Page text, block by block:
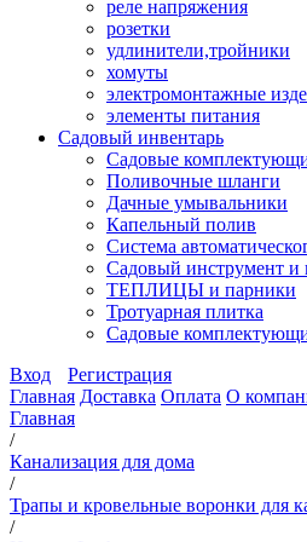
реле напряжения
розетки
удлинители,тройники
хомуты
электромонтажные
элементы питания
Садовый инвентарь
Садовые
Поливочные шланги
Дачные умывальники
Капельный полив
Система
Садовый инструмент и
ТЕПЛИЦЫ и парники
Тротуарная плитка
Садовые
Вход
Регистрация
Главная Доставка Оплата О
Главная
/
Канализация для дома
/
Трапы и кровельные воронки для
/